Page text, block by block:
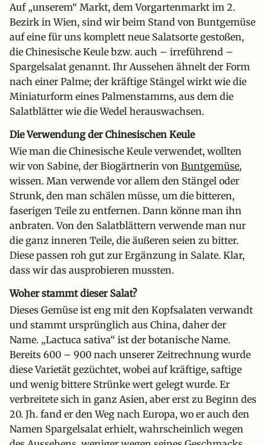
Auf „unserem“ Markt, dem Vorgartenmarkt im 2.
Bezirk in Wien, sind wir beim Stand von Buntgemüse
auf eine für uns komplett neue Salatsorte gestoßen,
die Chinesische Keule bzw. auch – irreführend –
Spargelsalat genannt. Ihr Aussehen ähnelt der Form
nach einer Palme; der kräftige Stängel wirkt wie die
Miniaturform eines Palmenstamms, aus dem die
Salatblätter wie die Wedel herauswachsen.
Die Verwendung der Chinesischen Keule
Wie man die Chinesische Keule verwendet, wollten
wir von Sabine, der Biogärtnerin von Buntgemüse,
wissen. Man verwende vor allem den Stängel oder
Strunk, den man schälen müsse, um die bitteren,
faserigen Teile zu entfernen. Dann könne man ihn
anbraten. Von den Salatblättern verwende man nur
die ganz inneren Teile, die äußeren seien zu bitter.
Diese passen roh gut zur Ergänzung in Salate. Klar,
dass wir das ausprobieren mussten.
Woher stammt dieser Salat?
Dieses Gemüse ist eng mit den Kopfsalaten verwandt
und stammt ursprünglich aus China, daher der
Name. „Lactuca sativa“ ist der botanische Name.
Bereits 600 – 900 nach unserer Zeitrechnung wurde
diese Varietät gezüchtet, wobei auf kräftige, saftige
und wenig bittere Strünke wert gelegt wurde. Er
verbreitete sich in ganz Asien, aber erst zu Beginn des
20. Jh. fand er den Weg nach Europa, wo er auch den
Namen Spargelsalat erhielt, wahrscheinlich wegen